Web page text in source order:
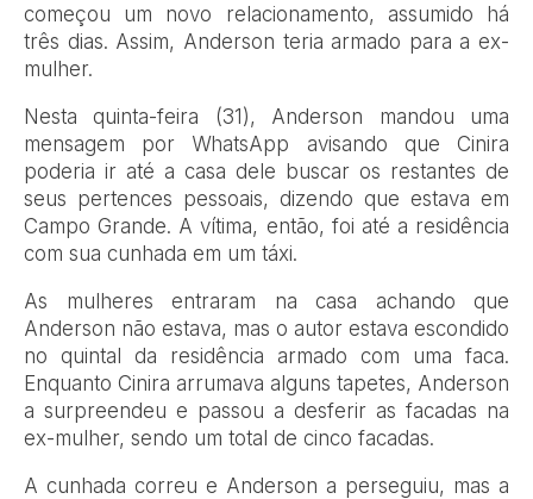
começou um novo relacionamento, assumido há
três dias. Assim, Anderson teria armado para a ex-
mulher.
Nesta quinta-feira (31), Anderson mandou uma
mensagem por WhatsApp avisando que Cinira
poderia ir até a casa dele buscar os restantes de
seus pertences pessoais, dizendo que estava em
Campo Grande. A vítima, então, foi até a residência
com sua cunhada em um táxi.
As mulheres entraram na casa achando que
Anderson não estava, mas o autor estava escondido
no quintal da residência armado com uma faca.
Enquanto Cinira arrumava alguns tapetes, Anderson
a surpreendeu e passou a desferir as facadas na
ex-mulher, sendo um total de cinco facadas.
A cunhada correu e Anderson a perseguiu, mas a